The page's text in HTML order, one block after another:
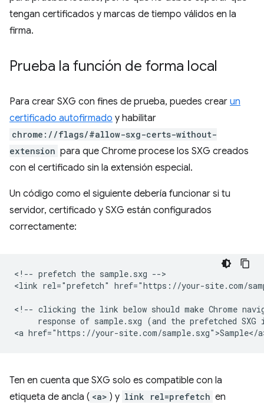
tengan certificados y marcas de tiempo válidos en la
firma.
Prueba la función de forma local
Para crear SXG con fines de prueba, puedes crear un
certificado autofirmado y habilitar
chrome://flags/#allow-sxg-certs-without-
extension para que Chrome procese los SXG creados
con el certificado sin la extensión especial.
Un código como el siguiente debería funcionar si tu
servidor, certificado y SXG están configurados
correctamente:
<!-- prefetch the sample.sxg -->
<link rel="prefetch" href="https://your-site.com/
<!-- clicking the link below should make Chrome
response of sample.sxg (and the prefetched SXG
Ten en cuenta que SXG solo es compatible con la
etiqueta de ancla ( <a> ) y link rel=prefetch en